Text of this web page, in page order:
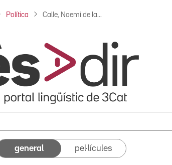
Política Calle, Noemí de la...
general pel·lícules